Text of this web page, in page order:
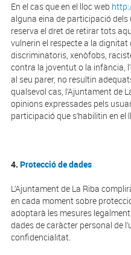
En el cas que en el lloc web
alguna eina de participació dels
reserva el dret de retirar tots
vulnerin el respecte a la dignitat
discriminatoris, xenòfobs,
contra la joventut o la infància,
al seu parer, no resultin
qualsevol cas, l’Ajuntament de
opinions expressades pels
participació que s’habilitin en el
4. Protecció de dades
L’Ajuntament de La Riba
en cada moment sobre
adoptarà les mesures
dades de caràcter personal de
confidencialitat.